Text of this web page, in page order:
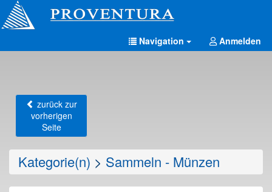
Navigation Anmelden
zurück zur
vorherigen
Seite
Kategorie(n) > Sammeln - Münzen